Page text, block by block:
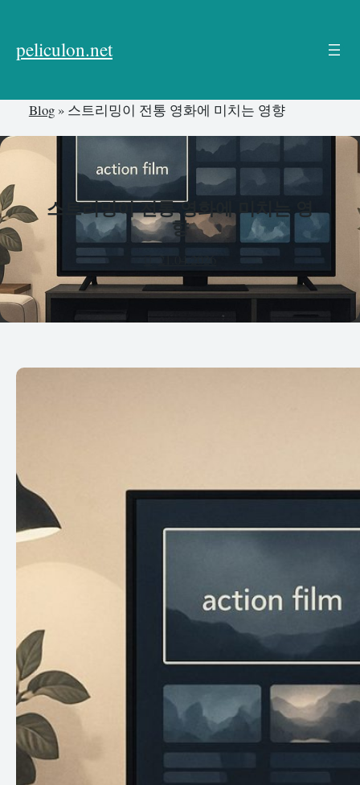
뛰
기
peliculon.net
Blog» 스트리밍이 전통 영화에 미치는 영향
스트리밍이 전통 영화에 미치는 영
향